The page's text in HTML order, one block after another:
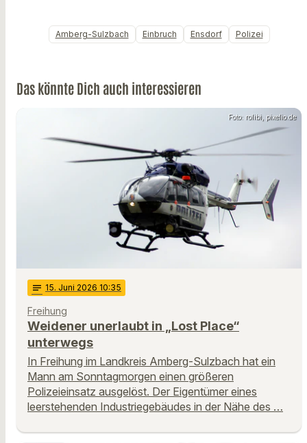
Amberg-Sulzbach Einbruch Ensdorf Polizei
Das könnte Dich auch interessieren
Foto: rolibi, pixelio.de
notes 15. Juni 2026 10:35
Freihung
Weidener unerlaubt in „Lost Place“
unterwegs
In Freihung im Landkreis Amberg-Sulzbach hat ein
Mann am Sonntagmorgen einen größeren
Polizeieinsatz ausgelöst. Der Eigentümer eines
leerstehenden Industriegebäudes in der Nähe des …